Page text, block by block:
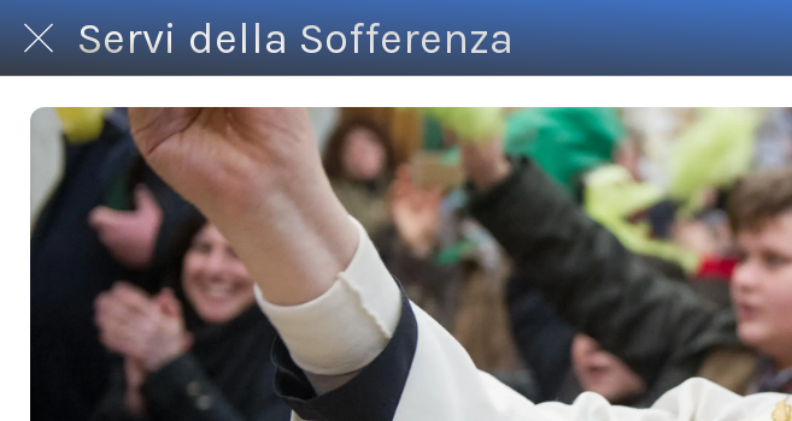
Servi della Sofferenza